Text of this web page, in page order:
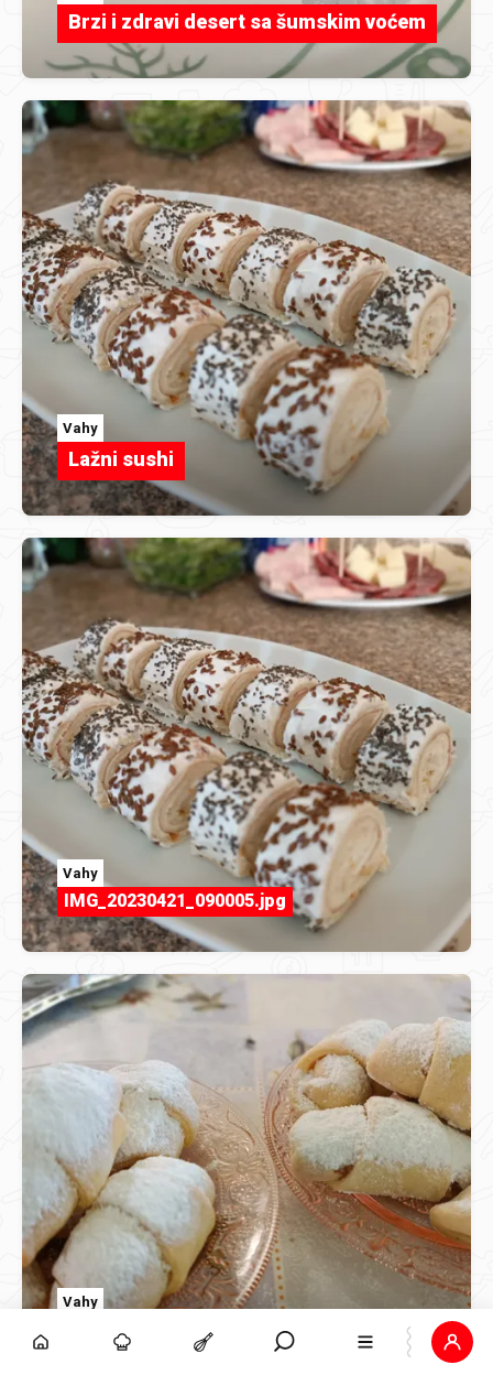
Brzi i zdravi desert sa šumskim voćem
Vahy
Lažni sushi
Vahy
IMG_20230421_090005.jpg
Vahy
Najbolje slatke kiflice